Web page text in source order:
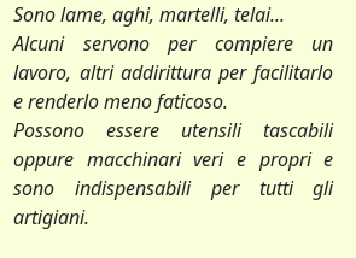
Sono lame, aghi, martelli, telai...
Alcuni servono per compiere un
lavoro, altri addirittura per facilitarlo
e renderlo meno faticoso.
Possono essere utensili tascabili
oppure macchinari veri e propri e
sono indispensabili per tutti gli
artigiani.